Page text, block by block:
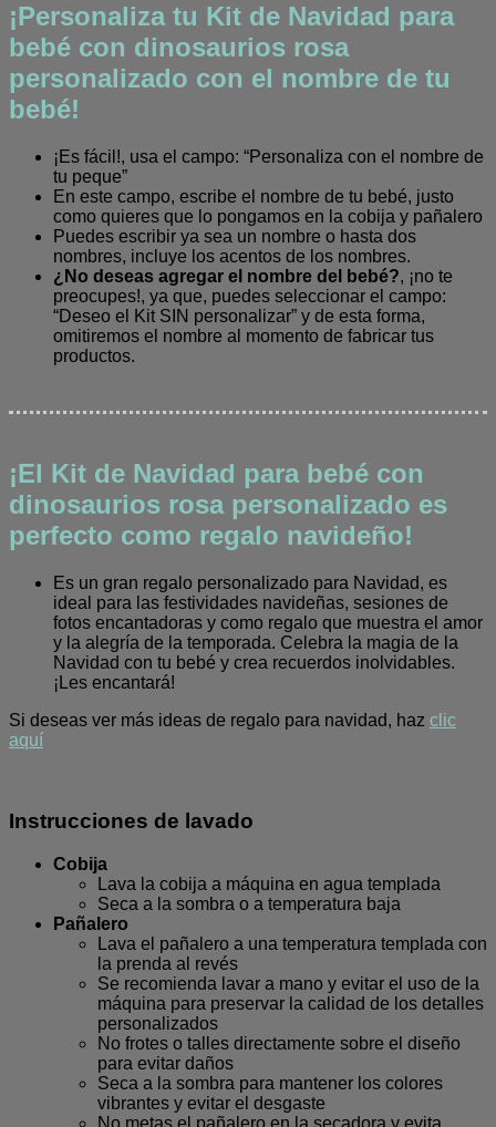
¡Personaliza tu Kit de Navidad para
bebé con dinosaurios rosa
personalizado con el nombre de tu
bebé!
¡Es fácil!, usa el campo: “Personaliza con el nombre de
tu peque”
En este campo, escribe el nombre de tu bebé, justo
como quieres que lo pongamos en la cobija y pañalero
Puedes escribir ya sea un nombre o hasta dos
nombres, incluye los acentos de los nombres.
¿No deseas agregar el nombre del bebé?, ¡no te
preocupes!, ya que, puedes seleccionar el campo:
“Deseo el Kit SIN personalizar” y de esta forma,
omitiremos el nombre al momento de fabricar tus
productos.
¡El Kit de Navidad para bebé con
dinosaurios rosa personalizado es
perfecto como regalo navideño!
Es un gran regalo personalizado para Navidad, es
ideal para las festividades navideñas, sesiones de
fotos encantadoras y como regalo que muestra el amor
y la alegría de la temporada. Celebra la magia de la
Navidad con tu bebé y crea recuerdos inolvidables.
¡Les encantará!
Si deseas ver más ideas de regalo para navidad, haz clic
aquí
Instrucciones de lavado
Cobija
Lava la cobija a máquina en agua templada
Seca a la sombra o a temperatura baja
Pañalero
Lava el pañalero a una temperatura templada con
la prenda al revés
Se recomienda lavar a mano y evitar el uso de la
máquina para preservar la calidad de los detalles
personalizados
No frotes o talles directamente sobre el diseño
para evitar daños
Seca a la sombra para mantener los colores
vibrantes y evitar el desgaste
No metas el pañalero en la secadora y evita